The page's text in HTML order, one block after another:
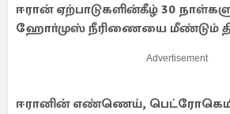
ஈரான் ஏற்பாடுகளின்கீழ் 30
ஹோா்முஸ் நீரிணையை மீண்டும்
Advertisement
ஈரானின் எண்ணெய்,